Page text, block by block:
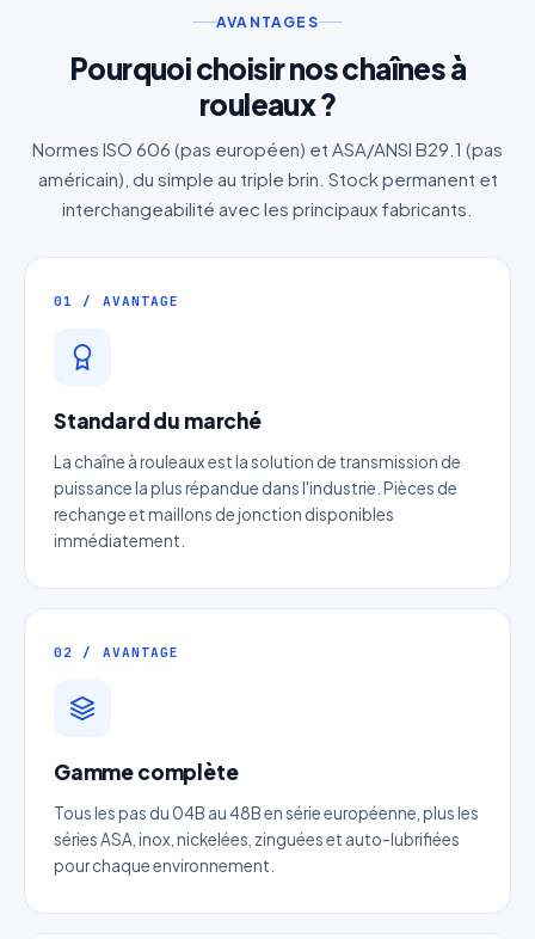
AVANTAGES
Pourquoi choisir nos chaînes à
rouleaux ?
Normes ISO 606 (pas européen) et ASA/ANSI B29.1 (pas
américain), du simple au triple brin. Stock permanent et
interchangeabilité avec les principaux fabricants.
01 / AVANTAGE
Standard du marché
La chaîne à rouleaux est la solution de transmission de
puissance la plus répandue dans l'industrie. Pièces de
rechange et maillons de jonction disponibles
immédiatement.
02 / AVANTAGE
Gamme complète
Tous les pas du 04B au 48B en série européenne, plus les
séries ASA, inox, nickelées, zinguées et auto-lubrifiées
pour chaque environnement.
Devis Chaine à rouleaux simple en
Nom complet
Entreprise